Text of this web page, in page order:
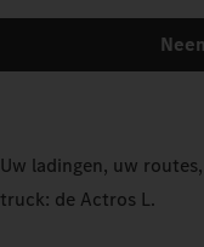
Uw ladingen, uw
truck: de Actros L.